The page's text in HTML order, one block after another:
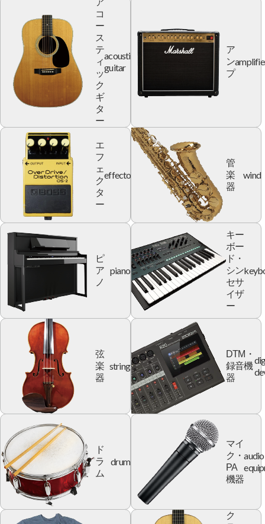
コ
ー
ス
テ
ィ
ッ
ク
ギ
タ
ー
acoustic
guitar
ア
ン
プ
エ
フ
ェ
ク
タ
ー
effector
管
楽
器
wind
ピ
ア
ノ
piano
キー
ボー
ド・
シン
セサ
イザ
ー
弦
楽
器
string
DTM・
録音機
器
ド
ラ
ム
drum
マイ
ク・
PA
機器
audio
ク